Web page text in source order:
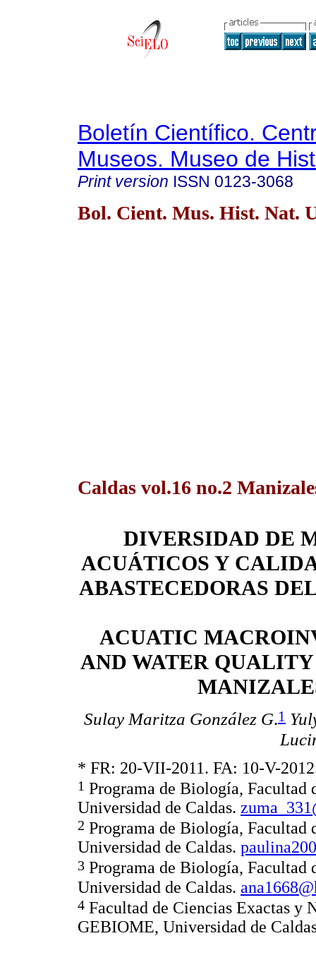
Boletín Científico.
Museos. Museo de
Print version ISSN 0123-3068
Bol. Cient. Mus. Hist. Nat.
Caldas vol.16 no.2
DIVERSIDAD DE
ACUÁTICOS Y
ABASTECEDORAS
ACUATIC
AND WATER
Sulay Maritza González G.1
* FR: 20-VII-2011. FA: 10-V-
1 Programa de Biología, Facultad
Universidad de Caldas.
2 Programa de Biología, Facultad
Universidad de Caldas.
3 Programa de Biología, Facultad
Universidad de Caldas.
4 Facultad de Ciencias Exactas y
GEBIOME, Universidad de